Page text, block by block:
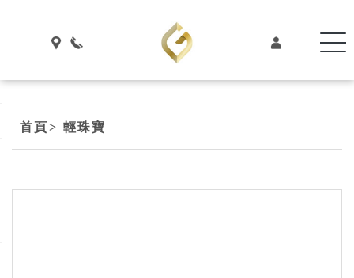
首頁> 輕珠寶